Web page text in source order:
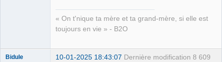
« On t'nique ta mère et ta grand-mère, si elle est
toujours en vie » - B2O
8 609
Bidule 10-01-2025 18:43:07 Dernière modification